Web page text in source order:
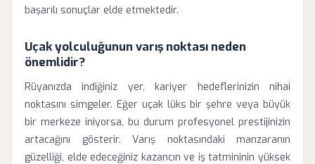
başarılı sonuçlar elde etmektedir.
Uçak yolculuğunun varış noktası neden
önemlidir?
Rüyanızda indiğiniz yer, kariyer hedeflerinizin nihai
noktasını simgeler. Eğer uçak lüks bir şehre veya büyük
bir merkeze iniyorsa, bu durum profesyonel prestijinizin
artacağını gösterir. Varış noktasındaki manzaranın
güzelliği, elde edeceğiniz kazancın ve iş tatmininin yüksek